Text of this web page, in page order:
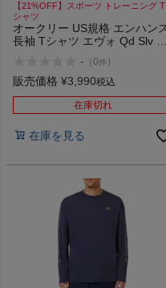
【21%OFF】スポーツ トレーニング T
シャツ
オークリー US規格 エンハン
長袖 Tシャツ エヴォ Qd Slv 4.7
- （0件 ）
販売価格 ¥3,990税込
在庫切れ
在庫を見る